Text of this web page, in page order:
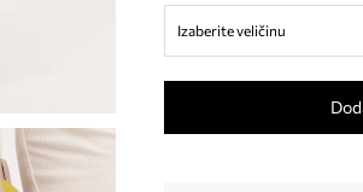
Izaberite veličinu